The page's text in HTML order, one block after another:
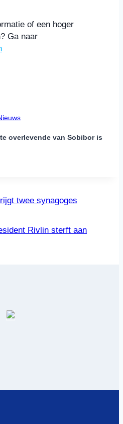
of een hoger
Ga naar
overlevende van Sobibor is
twee synagoges
Rivlin sterft aan